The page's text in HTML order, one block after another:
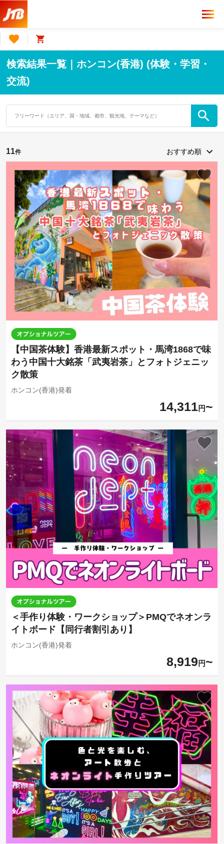
検索結果一覧｜ホンコン(香港) (体験・学習・
交流)
11件
【中国茶体験】香港最新スポット・馬湾1868で味
わう中国十大銘茶「武夷岩茶」とフォトジェニッ
ク散策
ホンコン(香港)発着
14,311円
＜手作り体験・ワークショップ＞PMQでネオンラ
イトボード【同行者割引あり】
ホンコン(香港)発着
8,919 円